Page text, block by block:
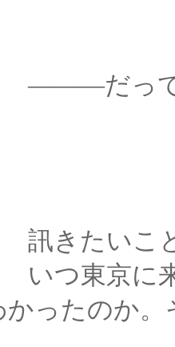
、何か
とはい
来たのか
かったのか